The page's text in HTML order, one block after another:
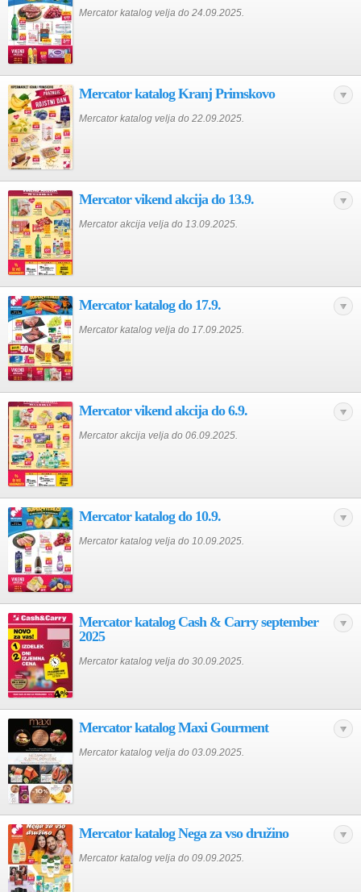
Mercator katalog velja do 24.09.2025.
Mercator katalog Kranj Primskovo
Mercator katalog velja do 22.09.2025.
Mercator vikend akcija do 13.9.
Mercator akcija velja do 13.09.2025.
Mercator katalog do 17.9.
Mercator katalog velja do 17.09.2025.
Mercator vikend akcija do 6.9.
Mercator akcija velja do 06.09.2025.
Mercator katalog do 10.9.
Mercator katalog velja do 10.09.2025.
Mercator katalog Cash & Carry september
2025
Mercator katalog velja do 30.09.2025.
Mercator katalog Maxi Gourment
Mercator katalog velja do 03.09.2025.
Mercator katalog Nega za vso družino
Mercator katalog velja do 09.09.2025.